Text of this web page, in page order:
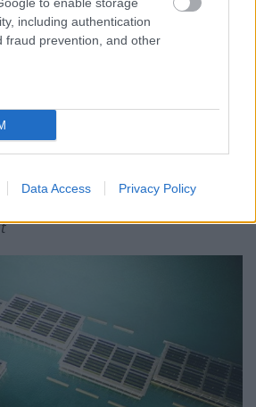
including authentication
fraud prevention, and other
Data Access Privacy Policy